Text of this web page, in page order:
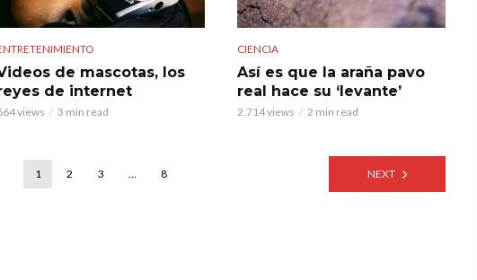
de mascotas, los
de internet
views 3 min read
CIENCIA
Así es que la araña pavo
real hace su ‘levante’
2.714 views 2 min read
1 2 3 … 8 NEXT